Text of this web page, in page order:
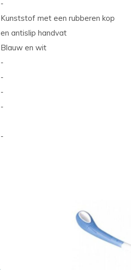
-
Kunststof met een rubberen kop
en antislip handvat
Blauw en wit
-
-
-
-
-